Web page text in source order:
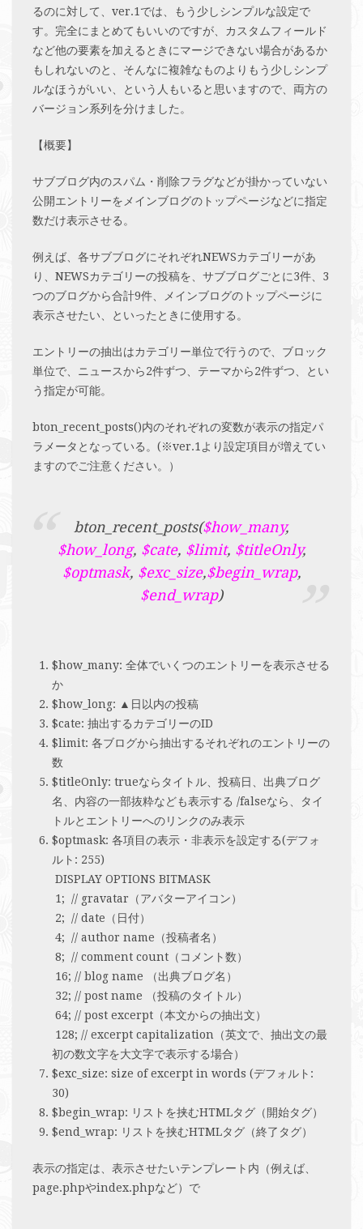
るのに対して、ver.1では、もう少しシンプルな設定で
す。完全にまとめてもいいのですが、カスタムフィールド
など他の要素を加えるときにマージできない場合があるか
もしれないのと、そんなに複雑なものよりもう少しシンプ
ルなほうがいい、という人もいると思いますので、両方の
バージョン系列を分けました。
【概要】
サブブログ内のスパム・削除フラグなどが掛かっていない
公開エントリーをメインブログのトップページなどに指定
数だけ表示させる。
例えば、各サブブログにそれぞれNEWSカテゴリーがあ
り、NEWSカテゴリーの投稿を、サブブログごとに3件、3
つのブログから合計9件、メインブログのトップページに
表示させたい、といったときに使用する。
エントリーの抽出はカテゴリー単位で行うので、ブロック
単位で、ニュースから2件ずつ、テーマから2件ずつ、とい
う指定が可能。
bton_recent_posts()内のそれぞれの変数が表示の指定パ
ラメータとなっている。(※ver.1より設定項目が増えてい
ますのでご注意ください。）
bton_recent_posts($how_many,
$how_long, $cate, $limit, $titleOnly,
$optmask, $exc_size,$begin_wrap,
$end_wrap)
$how_many: 全体でいくつのエントリーを表示させる
か
$how_long: ▲日以内の投稿
$cate: 抽出するカテゴリーのID
$limit: 各ブログから抽出するそれぞれのエントリーの
数
$titleOnly: trueならタイトル、投稿日、出典ブログ
名、内容の一部抜粋なども表示する /falseなら、タイ
トルとエントリーへのリンクのみ表示
$optmask: 各項目の表示・非表示を設定する(デフォ
ルト: 255)
DISPLAY OPTIONS BITMASK
1; // gravatar（アバターアイコン）
2; // date（日付）
4; // author name（投稿者名）
8; // comment count（コメント数）
16; // blog name （出典ブログ名）
32; // post name （投稿のタイトル）
64; // post excerpt（本文からの抽出文）
128; // excerpt capitalization（英文で、抽出文の最
初の数文字を大文字で表示する場合）
$exc_size: size of excerpt in words (デフォルト:
30)
$begin_wrap: リストを挟むHTMLタグ（開始タグ）
$end_wrap: リストを挟むHTMLタグ（終了タグ）
表示の指定は、表示させたいテンプレート内（例えば、
page.phpやindex.phpなど）で